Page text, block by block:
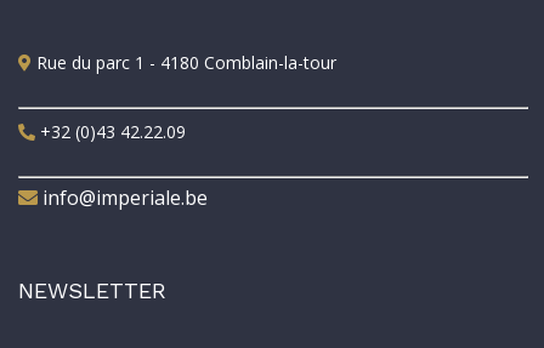
Rue du parc 1 - 4180 Comblain-la-tour
+32 (0)43 42.22.09
info@imperiale.be
NEWSLETTER